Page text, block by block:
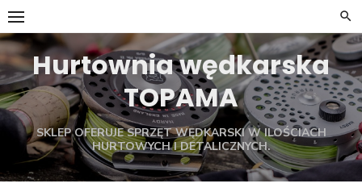
Skip
to
contentHurtownia wędkarska
TOPAMA
SKLEP OFERUJE SPRZĘT WĘDKARSKI W ILOŚCIACH
HURTOWYCH I DETALICZNYCH.